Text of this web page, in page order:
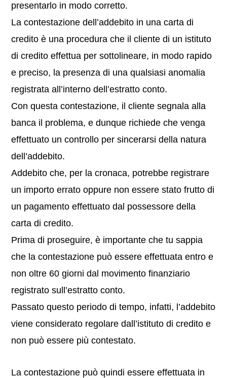
presentarlo in modo corretto.
La contestazione dell’addebito in una carta di
credito è una procedura che il cliente di un istituto
di credito effettua per sottolineare, in modo rapido
e preciso, la presenza di una qualsiasi anomalia
registrata all’interno dell’estratto conto.
Con questa contestazione, il cliente segnala alla
banca il problema, e dunque richiede che venga
effettuato un controllo per sincerarsi della natura
dell’addebito.
Addebito che, per la cronaca, potrebbe registrare
un importo errato oppure non essere stato frutto di
un pagamento effettuato dal possessore della
carta di credito.
Prima di proseguire, è importante che tu sappia
che la contestazione può essere effettuata entro e
non oltre 60 giorni dal movimento finanziario
registrato sull’estratto conto.
Passato questo periodo di tempo, infatti, l’addebito
viene considerato regolare dall’istituto di credito e
non può essere più contestato.
La contestazione può quindi essere effettuata in